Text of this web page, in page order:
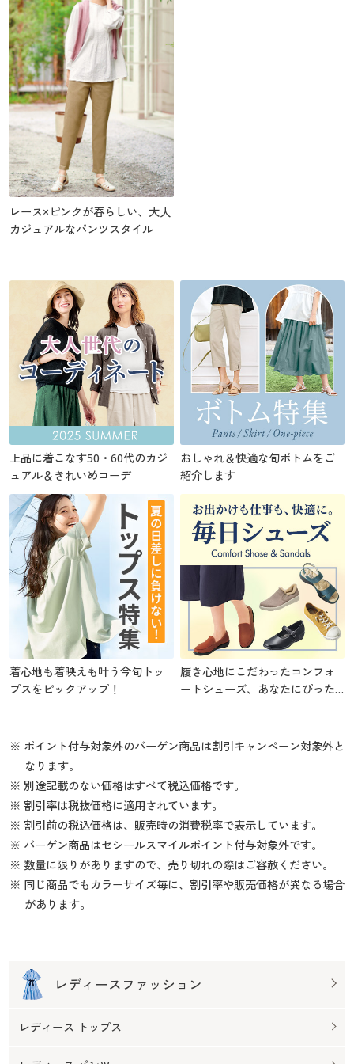
レース×ピンクが春らしい、大人
カジュアルなパンツスタイル
上品に着こなす50・60代のカジ
ュアル＆きれいめコーデ
おしゃれ＆快適な旬ボトムをご
紹介します
着心地も着映えも叶う今旬トッ
プスをピックアップ！
履き心地にこだわったコンフォ
ートシューズ、あなたにぴった
※ ポイント付与対象外のバーゲン商品は割引キャンペーン対象外と
なります。
※ 別途記載のない価格はすべて税込価格です。
※ 割引率は税抜価格に適用されています。
※ 割引前の税込価格は、販売時の消費税率で表示しています。
※ バーゲン商品はセシールスマイルポイント付与対象外です。
※ 数量に限りがありますので、売り切れの際はご容赦ください。
※ 同じ商品でもカラーサイズ毎に、割引率や販売価格が異なる場合
があります。
レディースファッション
レディース トップス